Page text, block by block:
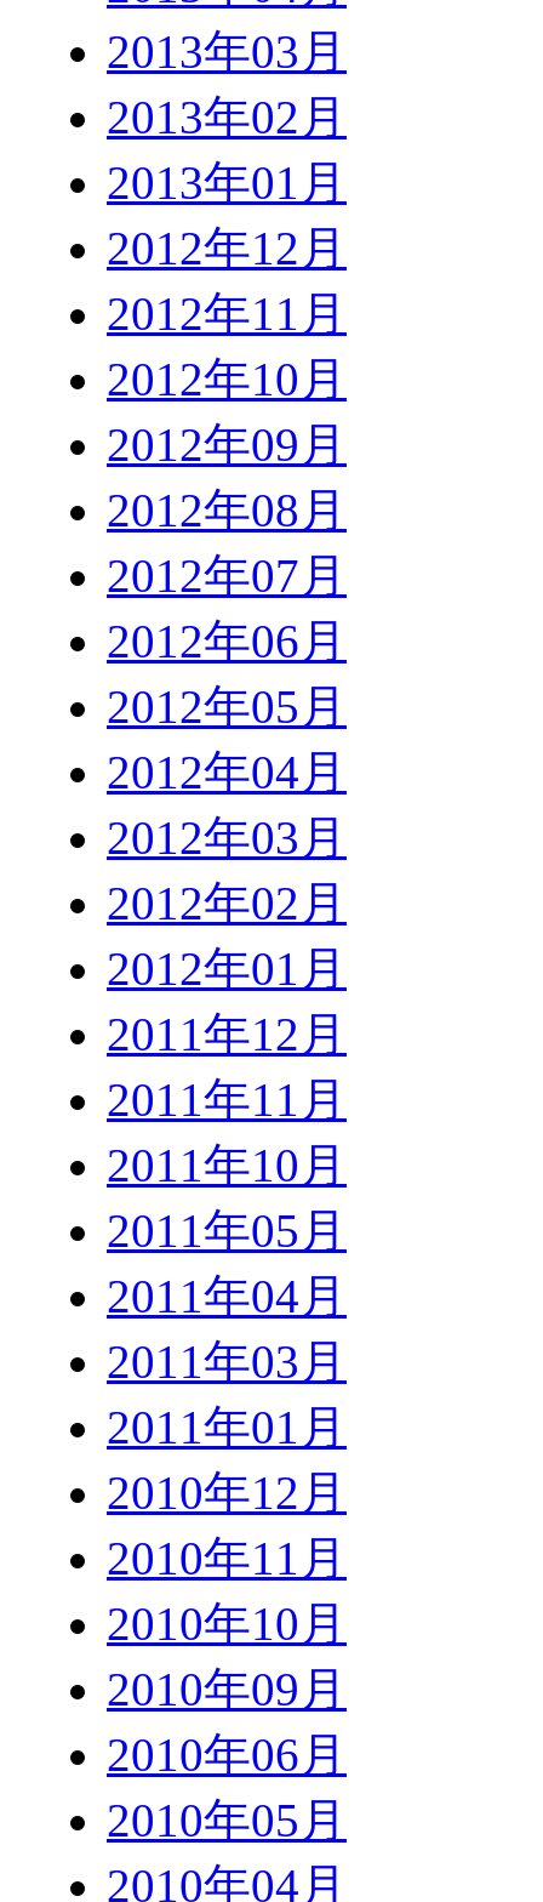
2013年03月
2013年02月
2013年01月
2012年12月
2012年11月
2012年10月
2012年09月
2012年08月
2012年07月
2012年06月
2012年05月
2012年04月
2012年03月
2012年02月
2012年01月
2011年12月
2011年11月
2011年10月
2011年05月
2011年04月
2011年03月
2011年01月
2010年12月
2010年11月
2010年10月
2010年09月
2010年06月
2010年05月
2010年04月